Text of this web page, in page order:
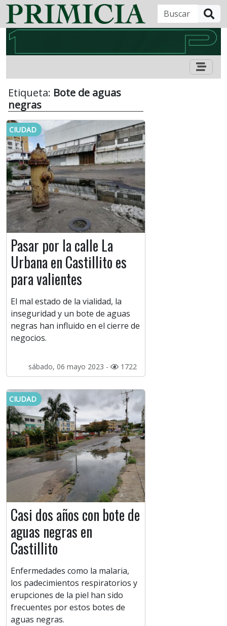
Etiqueta: Bote de aguas
negras
CIUDAD
Pasar por la calle La
Urbana en Castillito es
para valientes
El mal estado de la vialidad, la
inseguridad y un bote de aguas
negras han influido en el cierre de
negocios.
sábado, 06 mayo 2023 - 1722
CIUDAD
Casi dos años con bote de
aguas negras en
Castillito
Enfermedades como la malaria,
los padecimientos respiratorios y
erupciones de la piel han sido
frecuentes por estos botes de
aguas negras.